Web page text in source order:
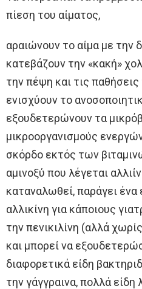
πίεση του αίματος,
αραιώνουν το αίμα με την
κατεβάζουν την «κακή»
την πέψη και τις
ενισχύουν το
εξουδετερώνουν τα
μικροοργανισμούς
σκόρδο εκτός των
αμινοξύ που λέγεται
καταναλωθεί, παράγει ένα
αλλικίνη για κάποιους
την πενικιλίνη (αλλά
και μπορεί να
διαφορετικά είδη
την γάγγραινα, πολλά